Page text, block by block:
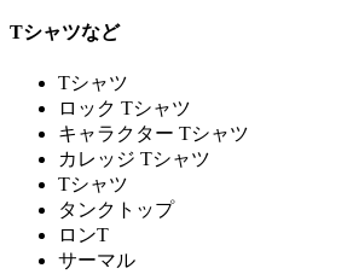
Tシャツなど
Tシャツ
ロック Tシャツ
キャラクター Tシャツ
カレッジ Tシャツ
Tシャツ
タンクトップ
ロンT
サーマル